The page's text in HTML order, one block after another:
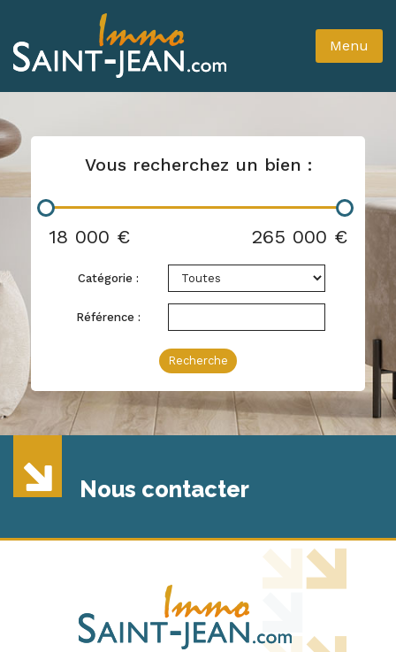
Menu
Vous recherchez un bien :
18 000 € 265 000 €
Catégorie :
Référence :
Recherche
Nous contacter